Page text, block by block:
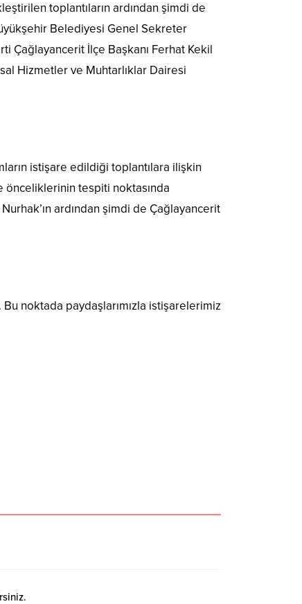
toplantıların ardından şimdi de
Belediyesi Genel Sekreter
Çağlayancerit İlçe Başkanı Ferhat Kekil
Hizmetler ve Muhtarlıklar Dairesi
istişare edildiği toplantılara ilişkin
tespiti noktasında
ardından şimdi de Çağlayancerit
noktada paydaşlarımızla istişarelerimiz